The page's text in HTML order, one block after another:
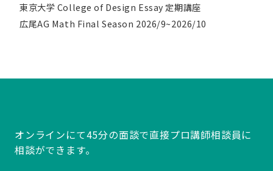
東京大学 College of Design Essay 定期講座
広尾AG Math Final Season 2026/9~2026/10
オンラインにて45分の面談で直接プロ講師相談員に
相談ができます。